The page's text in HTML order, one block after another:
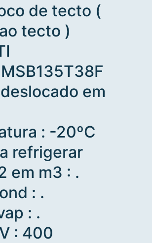
de tecto (
tecto )
em
: -20ºC
refrigerar
em m3 : .
: .
: .
: 400